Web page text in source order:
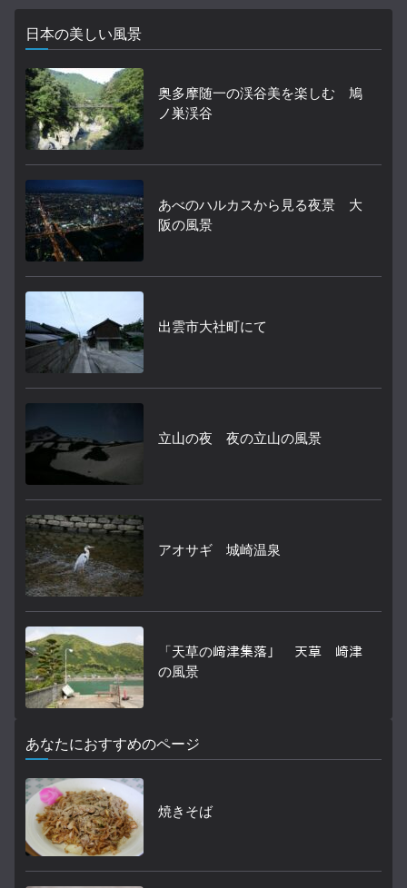
日本の美しい風景
奥多摩随一の渓谷美を楽しむ 鳩
ノ巣渓谷
あべのハルカスから見る夜景 大
阪の風景
出雲市大社町にて
立山の夜 夜の立山の風景
アオサギ 城崎温泉
「天草の﨑津集落」 天草 崎津
の風景
あなたにおすすめのページ
焼きそば